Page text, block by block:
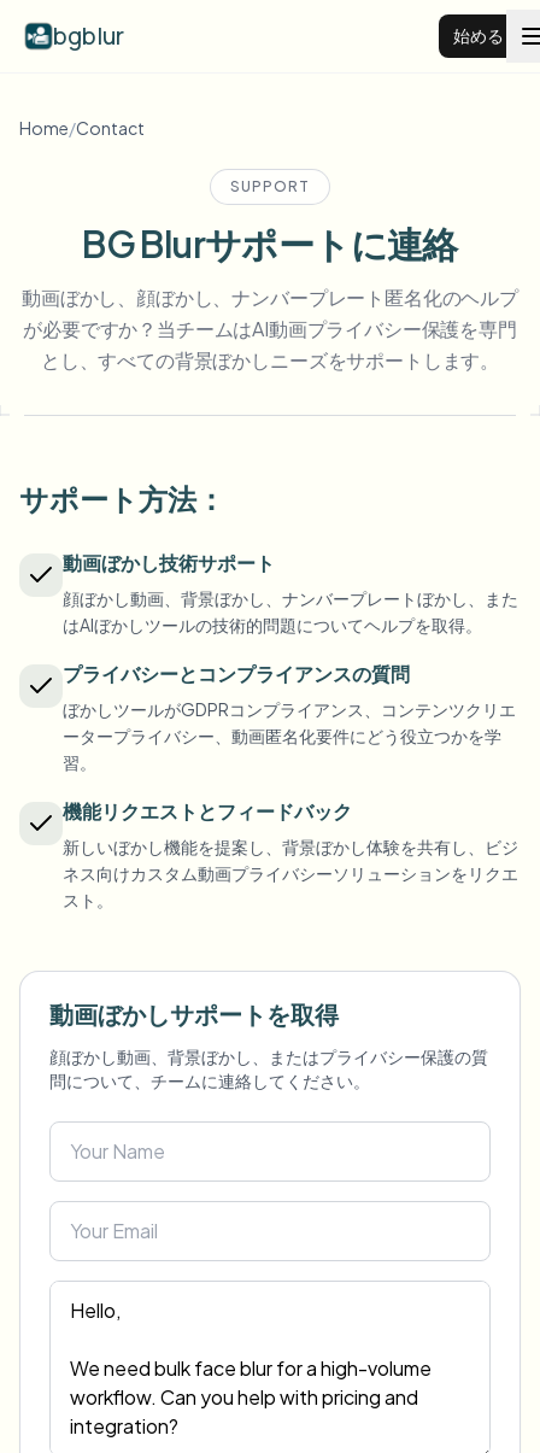
bgblur 始める
動画背景ぼかし
すべての例を見る
何でもぼかす
スクリーン録画のぼかし
ストリートインタビューぼかし
ゲーム＆配信ぼかし
機能
ナンバープレートをぼかす
顔をぼかす
背景をぼかす
何でもぼかす
AI Video Object Remover
写真の顔をオンラインでぼかす
顔の匿名化
ボイスアノニマイザー
顔交換 - 画像
顔交換 - 動画
ビデオインテリジェンス
一括動画ぼかし
複数の動画をまとめて処理
キャンパスカメラ、講義、地区の一括プライバシー
メディア・エンターテインメント
試写、リリース、コンプライアンス
小売・EC
店舗・倉庫の映像
医療
公共部門
FOIA、安全な開示、編集
大量バッチ、保持、SLA
一括ナンバープレートぼかし
フリート、ドライブレコーダー、駐車場を大規模に
何でもぼかす
企業ゾーン、ポリシー、レビュー
API & SDK
アップロード、ジョブ、ウェブフックを自動化
ビデオインテリジェンス
リソース
FAQ
ブログ
Whitepapers
ツール
カテゴリ
製品
Choose language
Home/Contact
SUPPORT
BG Blurサポートに連絡
動画ぼかし、顔ぼかし、ナンバープレート匿名化のヘルプ
が必要ですか？当チームはAI動画プライバシー保護を専門
とし、すべての背景ぼかしニーズをサポートします。
サポート方法：
動画ぼかし技術サポート
顔ぼかし動画、背景ぼかし、ナンバープレートぼかし、また
はAIぼかしツールの技術的問題についてヘルプを取得。
プライバシーとコンプライアンスの質問
ぼかしツールがGDPRコンプライアンス、コンテンツクリエ
ータープライバシー、動画匿名化要件にどう役立つかを学
習。
機能リクエストとフィードバック
新しいぼかし機能を提案し、背景ぼかし体験を共有し、ビジ
ネス向けカスタム動画プライバシーソリューションをリクエ
スト。
動画ぼかしサポートを取得
顔ぼかし動画、背景ぼかし、またはプライバシー保護の質
問について、チームに連絡してください。